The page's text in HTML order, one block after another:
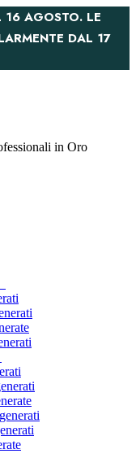
16 AGOSTO. LE
DAL 17
in Oro